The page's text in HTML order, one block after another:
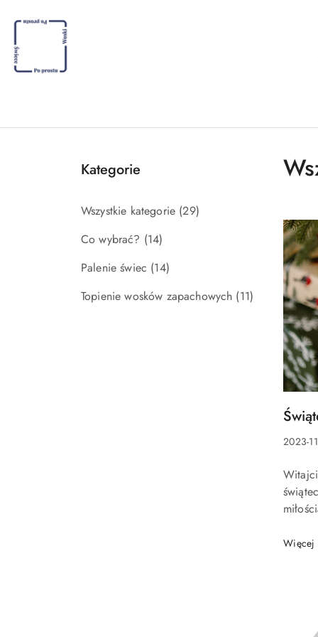
Przejdź do treści głównej
Przejdź do wyszukiwarki
Przejdź do moje konto
Przejdź do menu głównego
Przejdź do stopki
Kategorie
Wszystkie kategorie (29)
Co wybrać? (14)
Palenie świec (14)
Topienie wosków zapachowych (11)
Tytuł
Data
2023-
Treść
Więcej